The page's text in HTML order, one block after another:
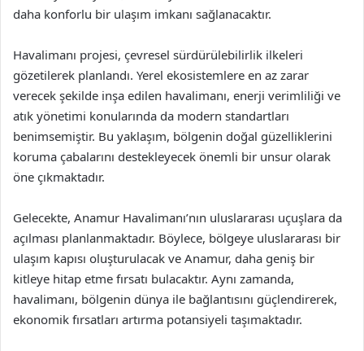
daha konforlu bir ulaşım imkanı sağlanacaktır.
Havalimanı projesi, çevresel sürdürülebilirlik ilkeleri
gözetilerek planlandı. Yerel ekosistemlere en az zarar
verecek şekilde inşa edilen havalimanı, enerji verimliliği ve
atık yönetimi konularında da modern standartları
benimsemiştir. Bu yaklaşım, bölgenin doğal güzelliklerini
koruma çabalarını destekleyecek önemli bir unsur olarak
öne çıkmaktadır.
Gelecekte, Anamur Havalimanı’nın uluslararası uçuşlara da
açılması planlanmaktadır. Böylece, bölgeye uluslararası bir
ulaşım kapısı oluşturulacak ve Anamur, daha geniş bir
kitleye hitap etme fırsatı bulacaktır. Aynı zamanda,
havalimanı, bölgenin dünya ile bağlantısını güçlendirerek,
ekonomik fırsatları artırma potansiyeli taşımaktadır.